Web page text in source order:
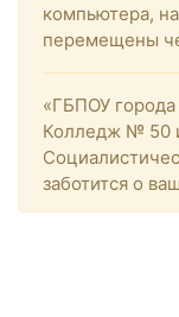
компьютера,
перемещены
«ГБПОУ
Колледж № 50
заботится о